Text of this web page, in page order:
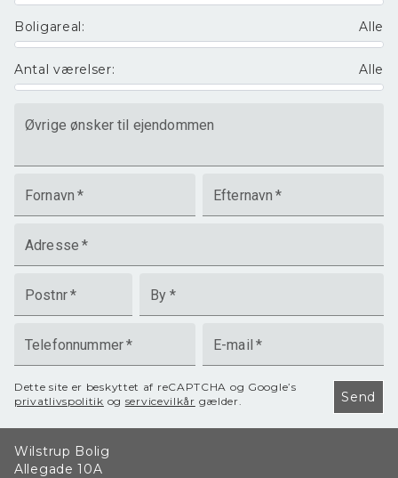
Boligareal: Alle
Antal værelser: Alle
Øvrige ønsker til ejendommen
Fornavn * Efternavn *
Adresse *
Postnr* By *
Telefonnummer* E-mail *
Dette site er beskyttet af reCAPTCHA og Google’s
privatlivspolitik og servicevilkår gælder. Send
Wilstrup Bolig
Allegade 10A